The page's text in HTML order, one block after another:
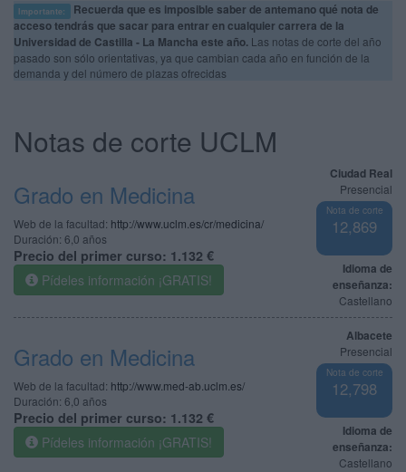
Importante:
Recuerda que es imposible saber de antemano qué nota de
acceso tendrás que sacar para entrar en cualquier carrera de la
Universidad de Castilla - La Mancha este año. Las notas de corte del año
pasado son sólo orientativas, ya que cambian cada año en función de la
demanda y del número de plazas ofrecidas
Notas de corte UCLM
Ciudad Real
Presencial
Nota de corte
12,869
Idioma de
enseñanza:
Castellano
Grado en Medicina
Web de la facultad: http://www.uclm.es/cr/medicina/
Duración: 6,0 años
Precio del primer curso: 1.132 €
Pídeles información ¡GRATIS!
Albacete
Presencial
Nota de corte
12,798
Idioma de
enseñanza:
Castellano
Grado en Medicina
Web de la facultad: http://www.med-ab.uclm.es/
Duración: 6,0 años
Precio del primer curso: 1.132 €
Pídeles información ¡GRATIS!